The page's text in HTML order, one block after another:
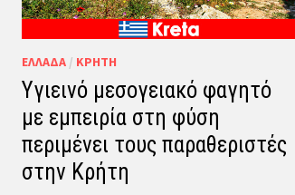
ΕΛΛΆΔΑ/ ΚΡΉΤΗ
Υγιεινό μεσογειακό φαγητό
με εμπειρία στη φύση
περιμένει τους παραθεριστές
στην Κρήτη